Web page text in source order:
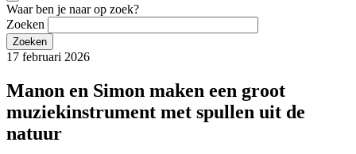
Waar ben je naar op zoek?
Zoeken
17 februari 2026
Manon en Simon maken een groot
muziekinstrument met spullen uit de
natuur